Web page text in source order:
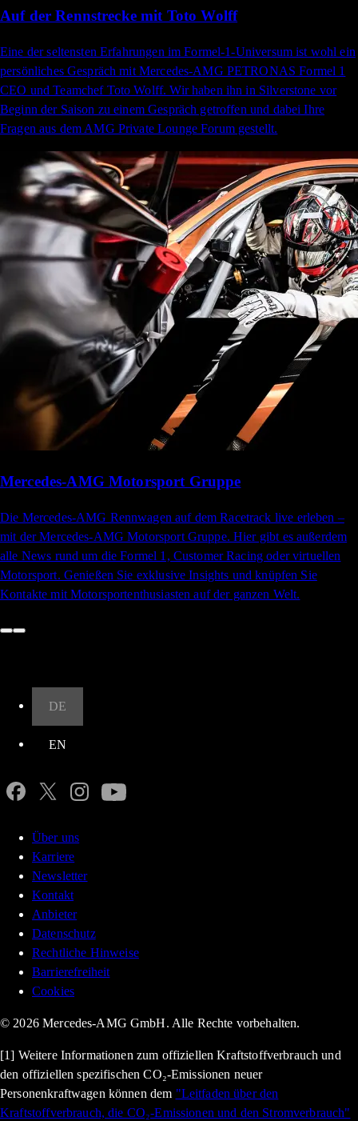
Auf der Rennstrecke mit Toto Wolff
Eine der seltensten Erfahrungen im Formel-1-Universum ist wohl ein
persönliches Gespräch mit Mercedes-AMG PETRONAS Formel 1
CEO und Teamchef Toto Wolff. Wir haben ihn in Silverstone vor
Beginn der Saison zu einem Gespräch getroffen und dabei Ihre
Fragen aus dem AMG Private Lounge Forum gestellt.
Mercedes-AMG Motorsport Gruppe
Die Mercedes-AMG Rennwagen auf dem Racetrack live erleben –
mit der Mercedes-AMG Motorsport Gruppe. Hier gibt es außerdem
alle News rund um die Formel 1, Customer Racing oder virtuellen
Motorsport. Genießen Sie exklusive Insights und knüpfen Sie
Kontakte mit Motorsportenthusiasten auf der ganzen Welt.
DE
EN
Über uns
Karriere
Newsletter
Kontakt
Anbieter
Datenschutz
Rechtliche Hinweise
Barrierefreiheit
Cookies
© 2026 Mercedes-AMG GmbH. Alle Rechte vorbehalten.
[1] Weitere Informationen zum offiziellen Kraftstoffverbrauch und
den offiziellen spezifischen CO₂-Emissionen neuer
Personenkraftwagen können dem "Leitfaden über den
Kraftstoffverbrauch, die CO₂-Emissionen und den Stromverbrauch"